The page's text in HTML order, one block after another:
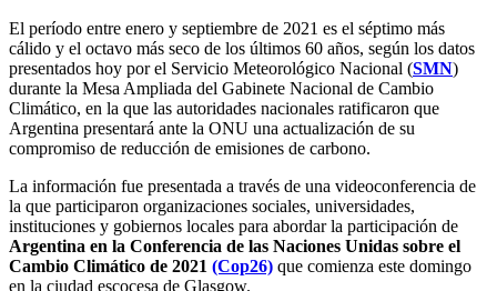
El período entre enero y septiembre de 2021 es el séptimo más
cálido y el octavo más seco de los últimos 60 años, según los datos
presentados hoy por el Servicio Meteorológico Nacional (SMN)
durante la Mesa Ampliada del Gabinete Nacional de Cambio
Climático, en la que las autoridades nacionales ratificaron que
Argentina presentará ante la ONU una actualización de su
compromiso de reducción de emisiones de carbono.
La información fue presentada a través de una videoconferencia de
la que participaron organizaciones sociales, universidades,
instituciones y gobiernos locales para abordar la participación de
Argentina en la Conferencia de las Naciones Unidas sobre el
Cambio Climático de 2021 (Cop26) que comienza este domingo
en la ciudad escocesa de Glasgow.